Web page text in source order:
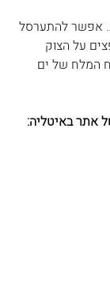
אפשר להתערסל
על הצוק
המלח של ים
אתר באיטליה: